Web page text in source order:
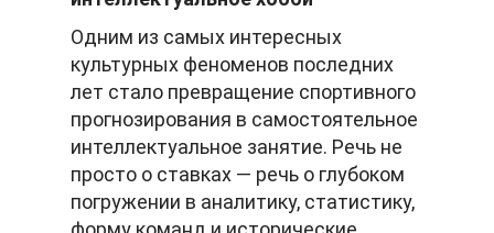
Одним из самых интересных
культурных феноменов последних
лет стало превращение спортивного
прогнозирования в самостоятельное
интеллектуальное занятие. Речь не
просто о ставках — речь о глубоком
погружении в аналитику, статистику,